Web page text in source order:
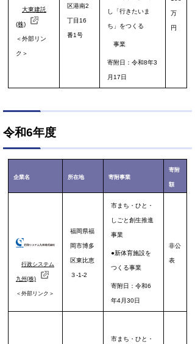
大東建託
(株)
＜外部リン
ク＞
区港南2
丁目16
番1号
し 「行きたいま
ち」をつくる
事業
寄附日：令和8年3
月17日
万
円
令和6年度
企業名 所在地 寄附事業
寄附
額
行政システム
九州(株)
＜外部リンク＞
福岡県福
岡市博多
区東比恵
３-1-2
市まち・ひと・
しごと創生推進
事業
●新体育施設を
つくる事業
寄附日：令和6
年4月30日
非公
表
市まち・ひと・